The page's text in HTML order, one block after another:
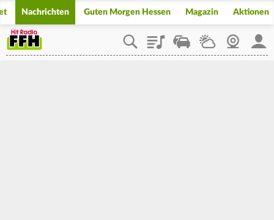
Nachrichten Guten Morgen Hessen Magazin Aktionen
PlaylistStaupilotWetterWebcam